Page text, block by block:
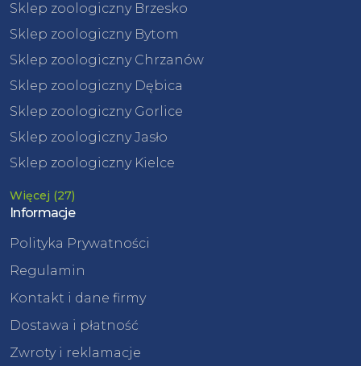
Sklep zoologiczny Brzesko
Sklep zoologiczny Bytom
Sklep zoologiczny Chrzanów
Sklep zoologiczny Dębica
Sklep zoologiczny Gorlice
Sklep zoologiczny Jasło
Sklep zoologiczny Kielce
Więcej (27)
Informacje
Polityka Prywatności
Regulamin
Kontakt i dane firmy
Dostawa i płatność
Zwroty i reklamacje